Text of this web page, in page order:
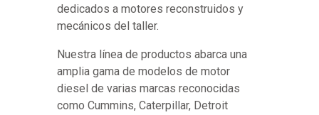
dedicados a motores reconstruidos y
mecánicos del taller.
Nuestra línea de productos abarca una
amplia gama de modelos de motor
diesel de varias marcas reconocidas
como Cummins, Caterpillar, Detroit